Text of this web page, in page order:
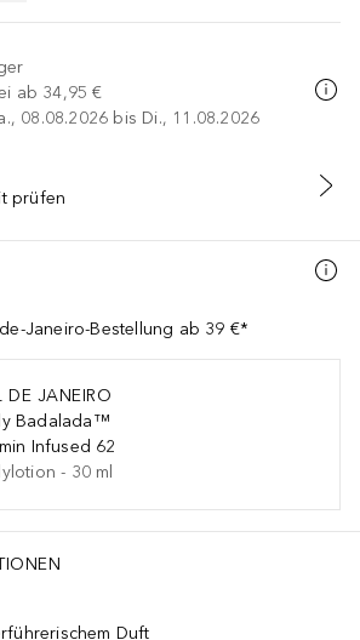
ab 34,95 €
08.08.2026 bis Di., 11.08.2026
IN DEN WARENKORB
prüfen
Janeiro-Bestellung ab 39 €*
DE JANEIRO
Badalada™
Infused 62
- 30 ml
Duft